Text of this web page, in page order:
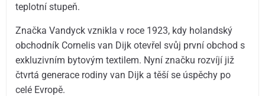
teplotní stupeň.
Značka Vandyck vznikla v roce 1923, kdy holandský
obchodník Cornelis van Dijk otevřel svůj první obchod s
exkluzivním bytovým textilem. Nyní značku rozvíjí již
čtvrtá generace rodiny van Dijk a těší se úspěchy po
celé Evropě.